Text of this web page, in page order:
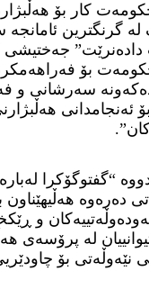
“حکومەت کار بۆ
گرنگترین ئامانجە
جەختیشی
بۆ
دەکەونە سەرشانی و
ئەنجامدانی
“گفتوگۆکرا
دەرەوە هەڵیهێناون
و
لە پرۆسەی
نێەوڵەتی بۆ